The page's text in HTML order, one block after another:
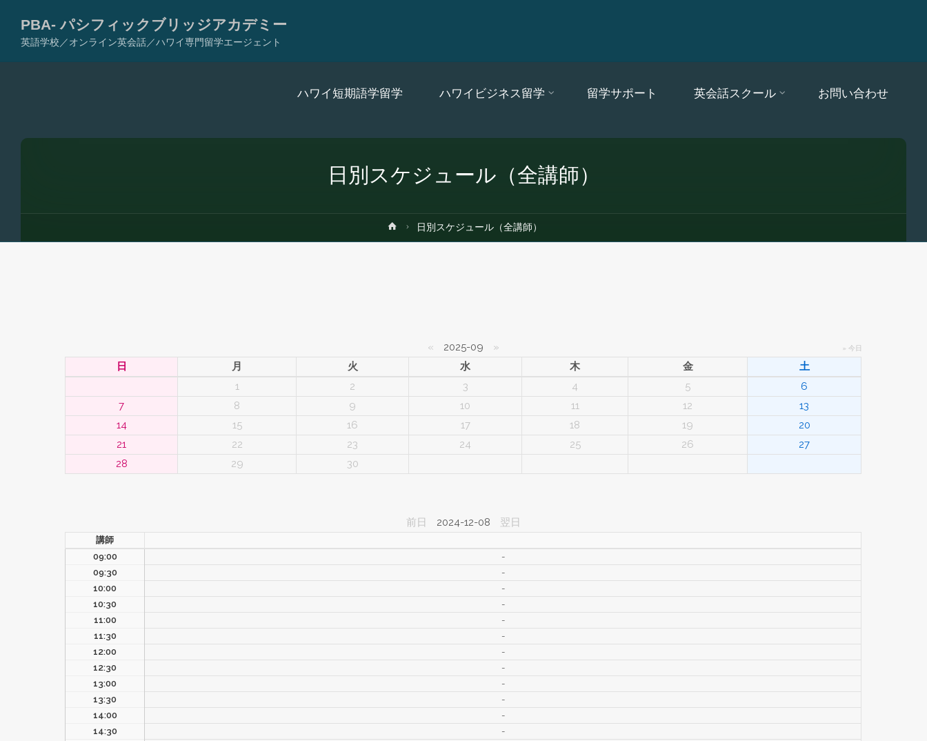
PBA- パシフィックブリッジアカデミー
英語学校／オンライン英会話／ハワイ専門留学エージェント
ハワイ短期語学留学 ハワイビジネス留学 留学サポート 英会話スクール お問い合わせ
日別スケジュール（全講師）
ホ
ー
日別スケジュール（全講師）
« 2025-09 » » 今日
日 月 火 水 木 金
土
1
2 3 4 5
6
7
8 9 10 11 12
13
14
15 16 17 18 19
20
21
22 23 24 25 26
27
28
29 30
前日 2024-12-08 翌日
講師
09:00
-
09:30
-
10:00
-
10:30
-
11:00
-
11:30
-
12:00
-
12:30
-
13:00
-
13:30
-
14:00
-
14:30
-